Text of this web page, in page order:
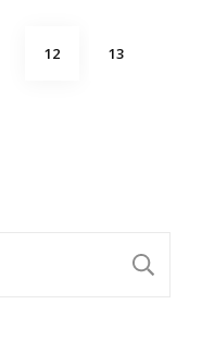
OLDAL
12 OLDAL
13